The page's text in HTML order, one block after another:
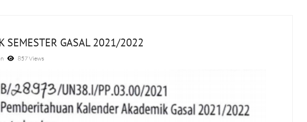
SEMESTER GASAL 2021/2022
857 Views